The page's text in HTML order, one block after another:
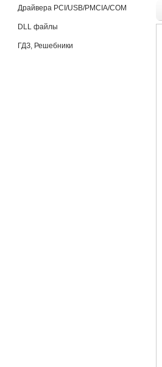
Драйвера PCI/USB/PMCIA/COM
DLL файлы
ГДЗ, Решебники